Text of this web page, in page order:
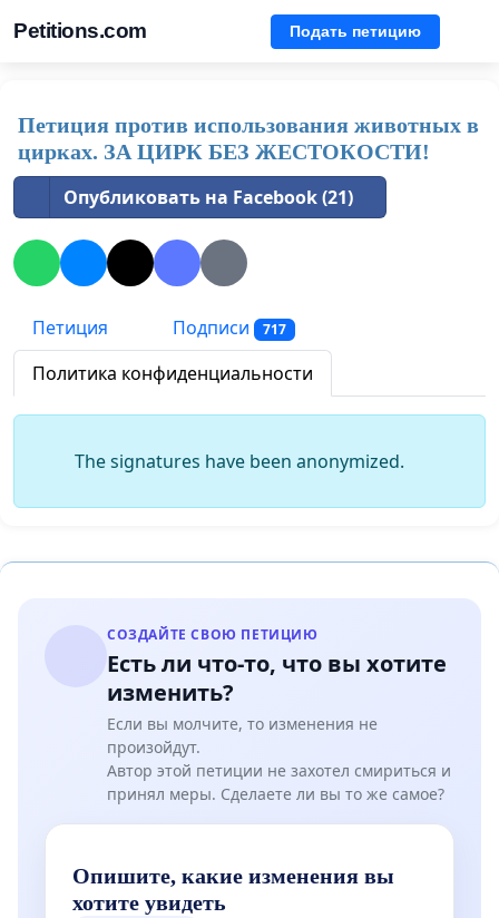
Petitions.com Подать петицию
Петиция против использования животных в
цирках. ЗА ЦИРК БЕЗ ЖЕСТОКОСТИ!
Опубликовать на Facebook (21)
Петиция Подписи 717
Политика конфиденциальности
The signatures have been anonymized.
СОЗДАЙТЕ СВОЮ ПЕТИЦИЮ
Есть ли что-то, что вы хотите
изменить?
Если вы молчите, то изменения не
произойдут.
Автор этой петиции не захотел смириться и
принял меры. Сделаете ли вы то же самое?
Опишите, какие изменения вы
хотите увидеть